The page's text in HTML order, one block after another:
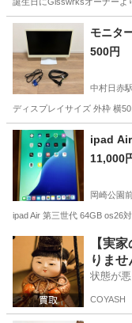
愛知 名古屋市 新栄
モニタ
500円
中村日赤駅
ディスプレイサイズ 外枠 横
愛知 名古屋市 中村
ipad
11,000
岡崎公園
ipad Air 第三世代 64GB os26
愛知 岡崎市 岡崎公
【実
りませ
状態が
COYASH